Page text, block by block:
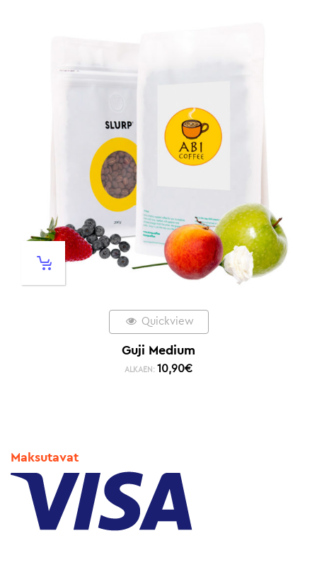
Quickview
Guji Medium
ALKAEN: 10,90€
Maksutavat